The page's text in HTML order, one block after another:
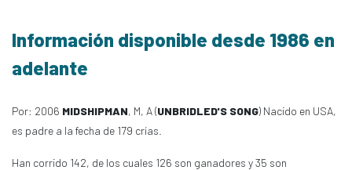
Información disponible desde 1986 en
adelante
Por: 2006 MIDSHIPMAN, M, A (UNBRIDLED'S SONG) Nacido en USA,
es padre a la fecha de 179 crías.
Han corrido 142, de los cuales 126 son ganadores y 35 son